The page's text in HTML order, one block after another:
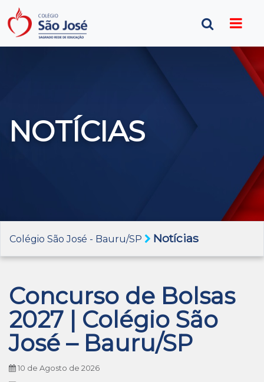
NOTÍCIAS
Colégio São José - Bauru/SP Notícias
Concurso de Bolsas
2027 | Colégio São
José – Bauru/SP
10 de Agosto de 2026